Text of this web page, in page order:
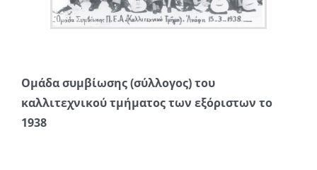
Ομάδα συμβίωσης (σύλλογος) του
καλλιτεχνικού τμήματος των εξόριστων το
1938